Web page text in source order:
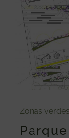
Zonas